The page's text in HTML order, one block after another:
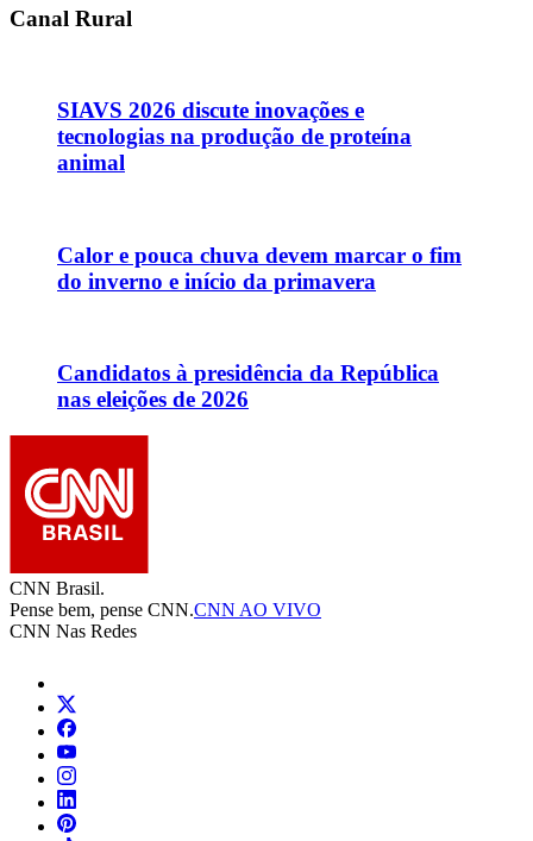
Canal Rural
SIAVS 2026 discute inovações e
tecnologias na produção de proteína
animal
Calor e pouca chuva devem marcar o fim
do inverno e início da primavera
Candidatos à presidência da República
nas eleições de 2026
CNN Brasil.
Pense bem, pense CNN.CNN AO VIVO
CNN Nas Redes